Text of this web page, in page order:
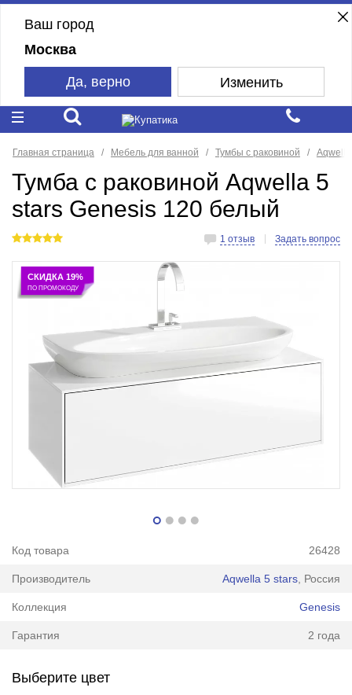
Ваш город
Москва
Да, верно Изменить
Главная страница Мебель для ванной Тумбы с раковиной
Тумба с раковиной Aqwella 5
stars Genesis 120 белый
1 отзыв Задать вопрос
СКИДКА 19%
ПО ПРОМОКОДУ
Код товара 26428
Производитель Aqwella 5 stars , Россия
Коллекция Genesis
Гарантия 2 года
Выберите цвет